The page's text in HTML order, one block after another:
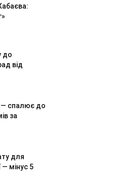
до
від
— спалює до
за
для
— мінус 5